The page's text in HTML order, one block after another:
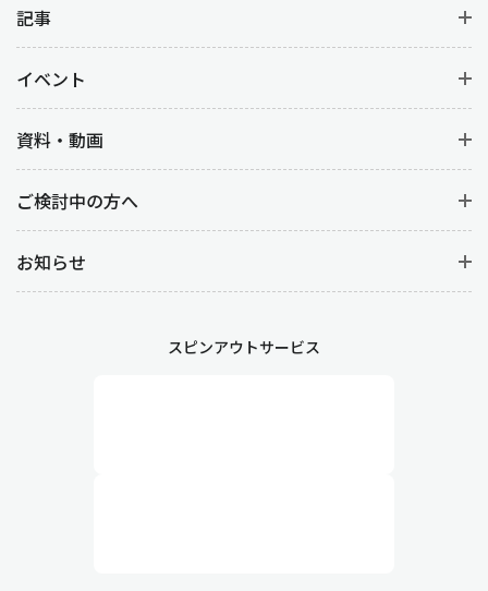
記事
イベント
資料・動画
ご検討中の方へ
お知らせ
スピンアウトサービス